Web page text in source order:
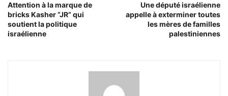
Attention à la marque de
bricks Kasher “JR” qui
soutient la politique
israélienne
Une député israélienne
appelle à exterminer toutes
les mères de familles
palestiniennes